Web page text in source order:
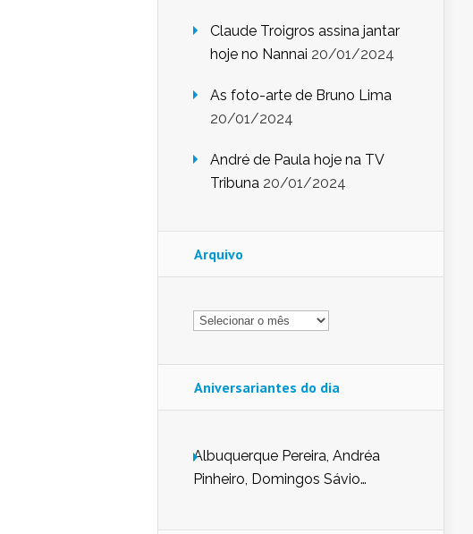
Claude Troigros assina jantar
hoje no Nannai 20/01/2024
As foto-arte de Bruno Lima
20/01/2024
André de Paula hoje na TV
Tribuna 20/01/2024
Arquivo
Arquivo
Aniversariantes do dia
Albuquerque Pereira, Andréa
Pinheiro, Domingos Sávio